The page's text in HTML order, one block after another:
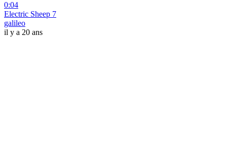
0:04
Electric Sheep 7
galileo
il y a 20 ans